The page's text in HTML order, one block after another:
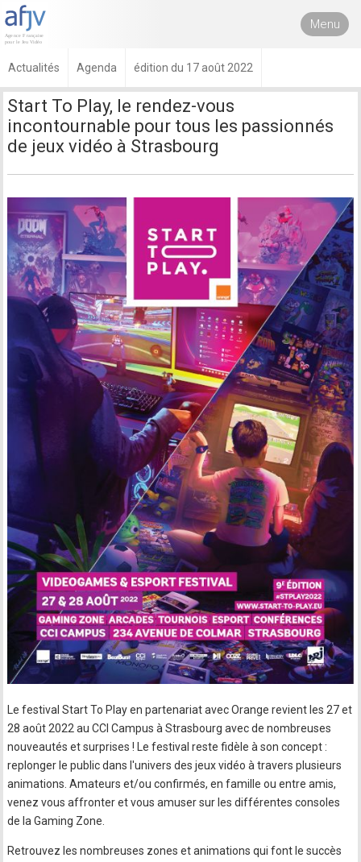
Menu
Actualités Agenda édition du 17 août 2022
Start To Play, le rendez-vous
incontournable pour tous les passionnés
de jeux vidéo à Strasbourg
Le festival Start To Play en partenariat avec Orange revient les 27 et
28 août 2022 au CCI Campus à Strasbourg avec de nombreuses
nouveautés et surprises ! Le festival reste fidèle à son concept :
replonger le public dans l'univers des jeux vidéo à travers plusieurs
animations. Amateurs et/ou confirmés, en famille ou entre amis,
venez vous affronter et vous amuser sur les différentes consoles
de la Gaming Zone.
Retrouvez les nombreuses zones et animations qui font le succès